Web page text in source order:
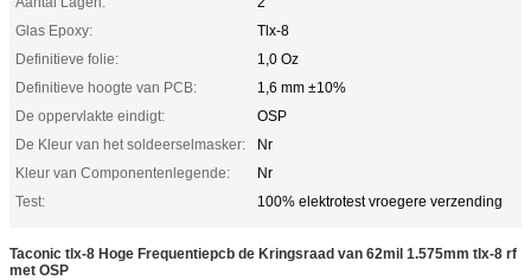
Glas Epoxy:
Tlx-8
Definitieve folie:
1,0 Oz
Definitieve hoogte van PCB:
1,6 mm ±10%
De oppervlakte eindigt:
OSP
De Kleur van het soldeerselmasker:
Nr
Kleur van Componentenlegende:
Nr
Test:
100% elektrotest vroegere verzending
Taconic tlx-8 Hoge Frequentiepcb de Kringsraad van 62mil 1.575mm tlx-8 rf
met OSP